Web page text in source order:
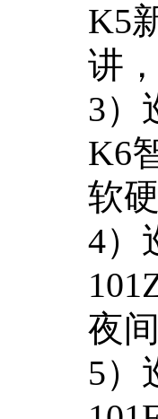
K5
讲
3）
K6
软
4）
夜
5）